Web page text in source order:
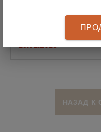
ELFA В
НАЗАД К